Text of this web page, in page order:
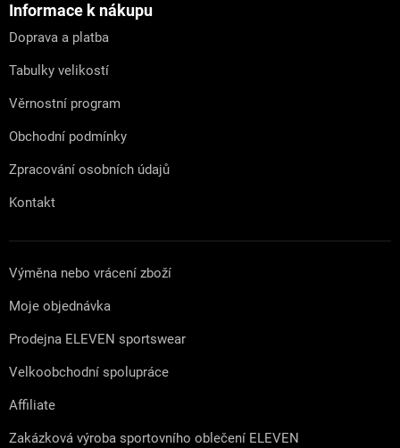
Informace k nákupu
Doprava a platba
Tabulky velikostí
Věrnostní program
Obchodní podmínky
Zpracování osobních údajů
Kontakt
Výměna nebo vrácení zboží
Moje objednávka
Prodejna ELEVEN sportswear
Velkoobchodní spolupráce
Affiliate
Zakázková výroba sportovního oblečení ELEVEN